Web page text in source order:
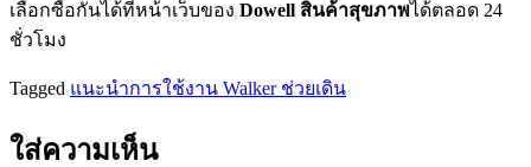
เลือกซื้อกันได้ที่หน้าเว็บของ Dowell สินค้าสุขภาพได้ตลอด 24
ชั่วโมง
Tagged แนะนำการใช้งาน Walker ช่วยเดิน
ใส่ความเห็น